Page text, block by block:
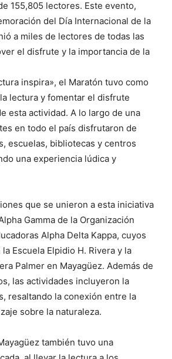
155,805 lectores. Este evento,
del Día Internacional de la
a miles de lectores de todas las
el disfrute y la importancia de la
inspira», el Maratón tuvo como
lectura y fomentar el disfrute
esta actividad. A lo largo de una
en todo el país disfrutaron de
escuelas, bibliotecas y centros
una experiencia lúdica y
que se unieron a esta iniciativa
Gamma de la Organización
Alpha Delta Kappa, cuyos
Escuela Elpidio H. Rivera y la
Palmer en Mayagüez. Además de
las actividades incluyeron la
resaltando la conexión entre la
sobre la naturaleza.
también tuvo una